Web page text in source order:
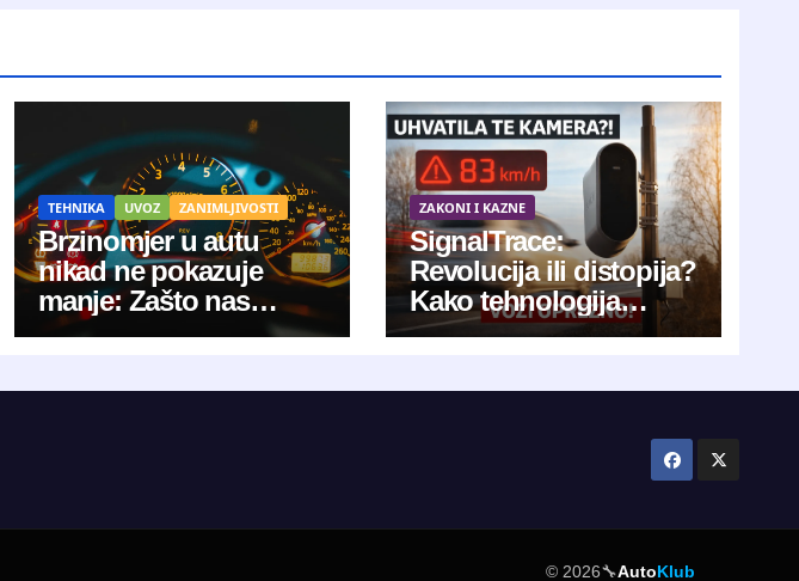
TEHNIKA UVOZ ZANIMLJIVOSTI
Brzinomjer u autu
nikad ne pokazuje
manje: Zašto nas
proizvođači namjerno
ZAKONI I KAZNE
SignalTrace:
Revolucija ili distopija?
Kako tehnologija
povezuje vaše uređaje
otisak
© 2026🔧AutoKlub